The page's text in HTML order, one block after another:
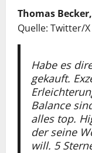
Thomas
Quelle: Twitter/X
Habe es
gekauft.
Balance
alles top.
der seine
will. 5